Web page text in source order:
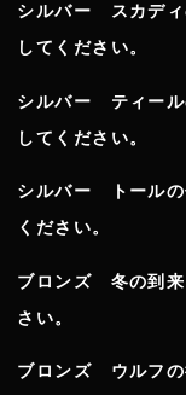
シルバー スカデ
してください。
シルバー ティー
してください。
シルバー トール
ください。
ブロンズ 冬の到
さい。
ブロンズ ウルフ